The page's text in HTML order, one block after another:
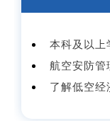
本科及以上
航空安防管
了解低空经